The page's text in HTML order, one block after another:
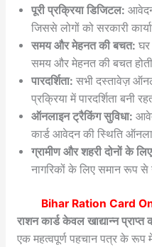
पूरी प्रक्रिया डिजिटल:
जिससे लोगों को सरकारी
समय और मेहनत की बचत:
समय और मेहनत की बचत
पारदर्शिता: सभी दस्तावेज़
प्रक्रिया में पारदर्शिता बनी
ऑनलाइन ट्रैकिंग सुविधा:
कार्ड आवेदन की स्थिति
ग्रामीण और शहरी दोनों के
नागरिकों के लिए समान रूप से
Bihar Ration Card
राशन कार्ड केवल खाद्यान्न
एक महत्वपूर्ण पहचान पत्र के रूप